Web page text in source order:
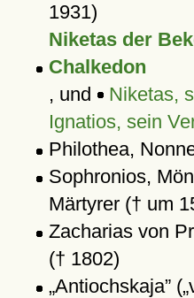
1931)
Niketas der
Chalkedon
, und
Niketas,
Ignatios, sein
Philothea,
Sophronios,
Märtyrer († um
Zacharias von
(† 1802)
Antiochskaja (